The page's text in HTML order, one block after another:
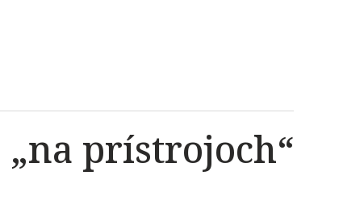
prístrojoch“